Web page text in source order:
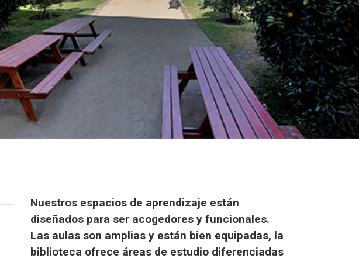
Nuestros espacios de aprendizaje están
diseñados para ser acogedores y funcionales.
Las aulas son amplias y están bien equipadas, la
biblioteca ofrece áreas de estudio diferenciadas